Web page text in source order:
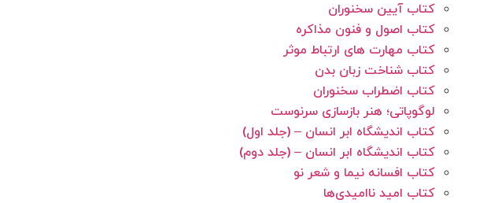
کتاب آیین سخنوران
کتاب اصول و فنون مذاکره
کتاب مهارت های ارتباط موثر
کتاب شناخت زبان بدن
کتاب اضطراب سخنوران
لوگوپاتی؛ هنر بازسازی سرنوست
کتاب اندیشگاه ابر انسان – (جلد اول)
کتاب اندیشگاه ابر انسان – (جلد دوم)
کتاب افسانه نیما و شعر نو
کتاب امید ناامیدی‌‌‌‌ها